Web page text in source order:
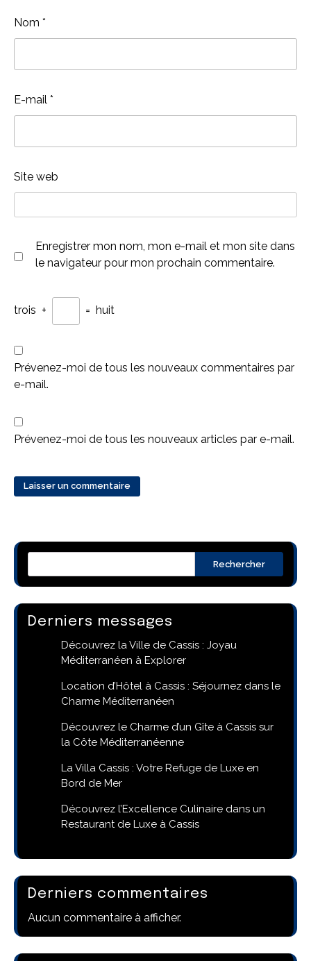
Nom *
E-mail *
Site web
Enregistrer mon nom, mon e-mail et mon site dans
le navigateur pour mon prochain commentaire.
trois + = huit
Prévenez-moi de tous les nouveaux commentaires par
e-mail.
Prévenez-moi de tous les nouveaux articles par e-mail.
Rechercher
Derniers messages
Découvrez la Ville de Cassis : Joyau
Méditerranéen à Explorer
Location d’Hôtel à Cassis : Séjournez dans le
Charme Méditerranéen
Découvrez le Charme d’un Gîte à Cassis sur
la Côte Méditerranéenne
La Villa Cassis : Votre Refuge de Luxe en
Bord de Mer
Découvrez l’Excellence Culinaire dans un
Restaurant de Luxe à Cassis
Derniers commentaires
Aucun commentaire à afficher.